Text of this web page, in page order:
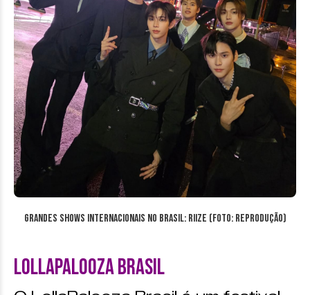
Grandes Shows Internacionais no Brasil: RIIZE (Foto: reprodução)
Lollapalooza Brasil